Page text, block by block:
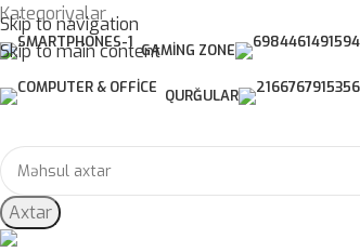
Skip to navigation
Skip to main content
Kateqoriyalar
GAMING ZONE
QURĞULAR
Axtar